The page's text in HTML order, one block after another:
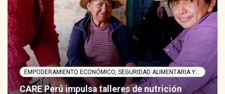
EMPODERAMIENTO ECONÓMICO, SEGURIDAD ALIMENTARIA Y NUTRICIÓN
MUJERES EMPRENDEDORAS DE AYABACA